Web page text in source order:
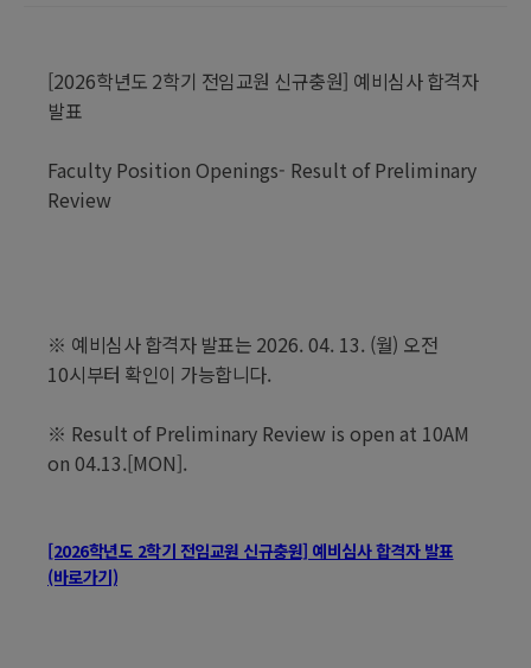
[2026학년도 2학기 전임교원 신규충원] 예비심사 합격자
발표
Faculty Position Openings- Result of Preliminary
Review
※ 예비심사 합격자 발표는 2026. 04. 13. (월) 오전
10시부터 확인이 가능합니다.
※ Result of Preliminary Review is open at 10AM
on 04.13.[MON].
[2026학년도 2학기 전임교원 신규충원] 예비심사 합격자 발표
(바로가기)